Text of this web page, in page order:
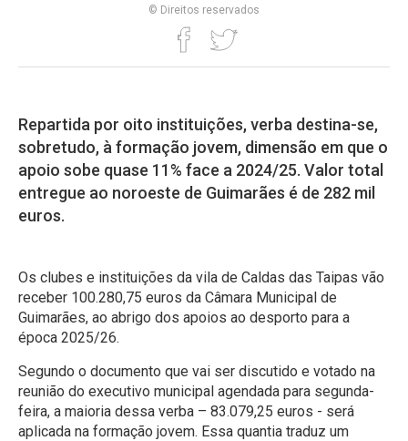
© Direitos reservados
Repartida por oito instituições, verba destina-se,
sobretudo, à formação jovem, dimensão em que o
apoio sobe quase 11% face a 2024/25. Valor total
entregue ao noroeste de Guimarães é de 282 mil
euros.
Os clubes e instituições da vila de Caldas das Taipas vão
receber 100.280,75 euros da Câmara Municipal de
Guimarães, ao abrigo dos apoios ao desporto para a
época 2025/26.
Segundo o documento que vai ser discutido e votado na
reunião do executivo municipal agendada para segunda-
feira, a maioria dessa verba – 83.079,25 euros - será
aplicada na formação jovem. Essa quantia traduz um